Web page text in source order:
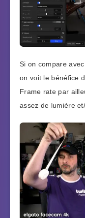
Si on compare
on voit le bénéfice
Frame rate par
assez de lumière